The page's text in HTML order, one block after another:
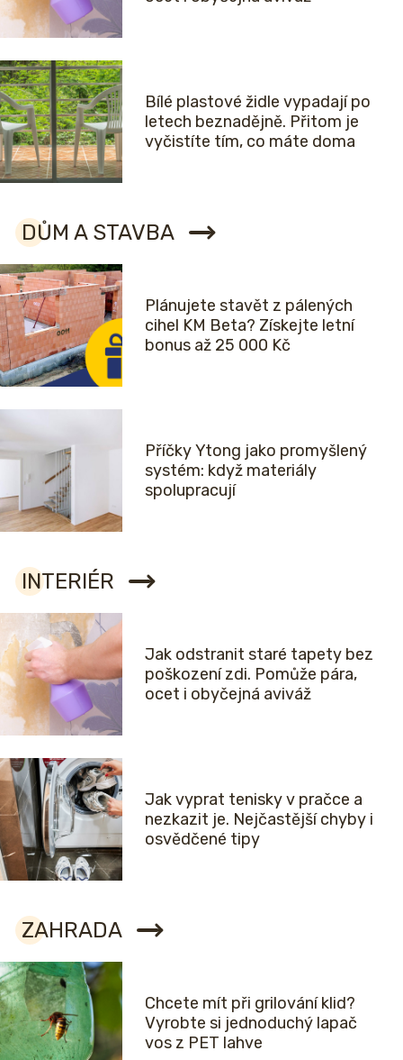
Bílé plastové židle vypadají po
letech beznadějně. Přitom je
vyčistíte tím, co máte doma
DŮM A STAVBA
Plánujete stavět z pálených
cihel KM Beta? Získejte letní
bonus až 25 000 Kč
Příčky Ytong jako promyšlený
systém: když materiály
spolupracují
INTERIÉR
Jak odstranit staré tapety bez
poškození zdi. Pomůže pára,
ocet i obyčejná aviváž
Jak vyprat tenisky v pračce a
nezkazit je. Nejčastější chyby i
osvědčené tipy
ZAHRADA
Chcete mít při grilování klid?
Vyrobte si jednoduchý lapač
vos z PET lahve